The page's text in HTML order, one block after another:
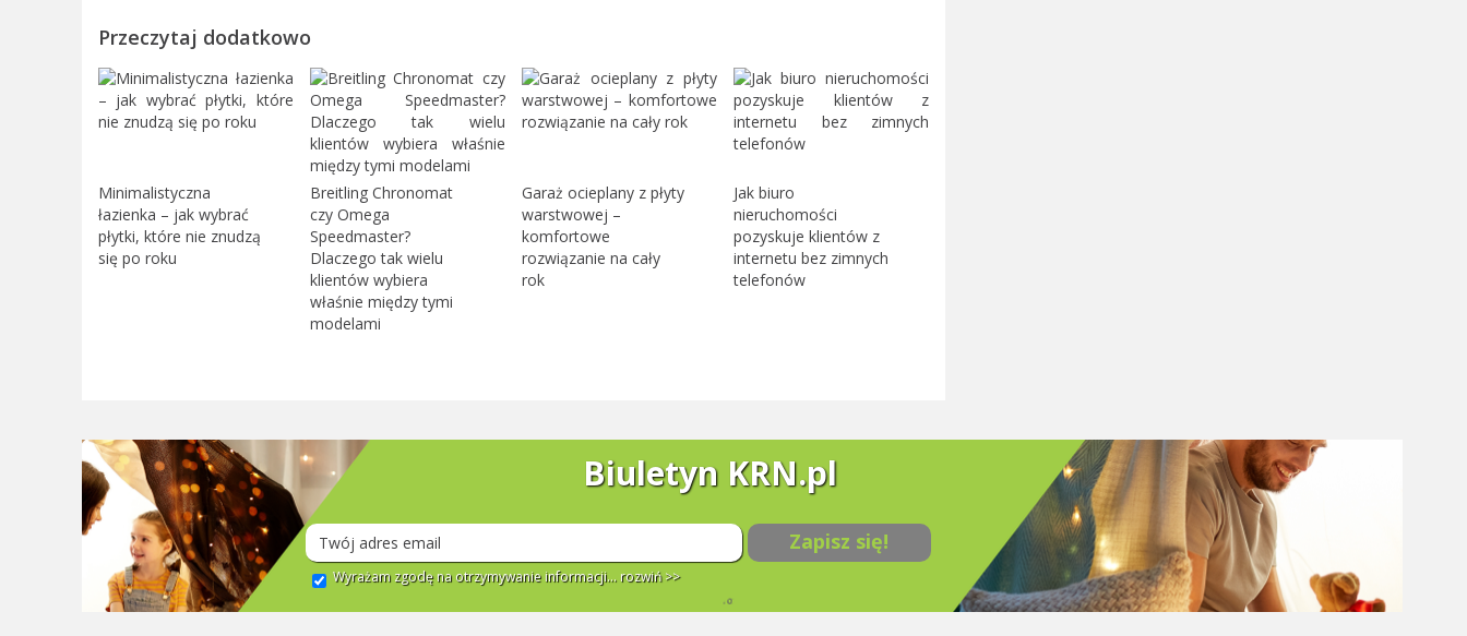
Przeczytaj dodatkowo
Minimalistyczna
łazienka – jak wybrać
płytki, które nie znudzą
się po roku
Breitling Chronomat
czy Omega
Speedmaster?
Dlaczego tak wielu
klientów wybiera
właśnie między tymi
modelami
Garaż ocieplany z płyty
warstwowej –
komfortowe
rozwiązanie na cały
rok
Jak biuro
nieruchomości
pozyskuje klientów z
internetu bez zimnych
telefonów
Biuletyn KRN.pl
Zapisz się!
Wyrażam zgodę na otrzymywanie informacji... rozwiń >>